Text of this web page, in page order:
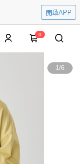
開啟APP
0
1/6